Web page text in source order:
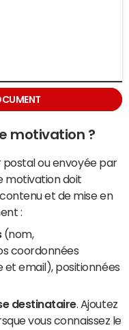
motivation ?
ou envoyée par
motivation doit
et de mise en
:
(nom,
coordonnées
et email), positionnées
destinataire. Ajoutez
vous connaissez le